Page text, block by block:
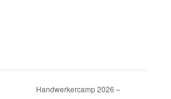
Handwerkercamp 2026 –